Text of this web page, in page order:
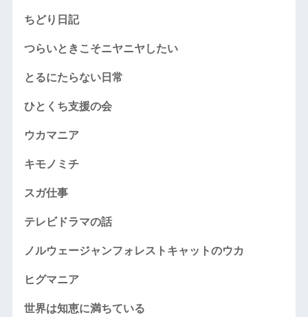
ちどり日記
つらいときこそニヤニヤしたい
とるにたらない日常
ひとくち支援の会
ウカマニア
キモノミチ
スガ仕事
テレビドラマの話
ノルウェージャンフォレストキャットのウカ
ヒグマニア
世界は知恵に満ちている